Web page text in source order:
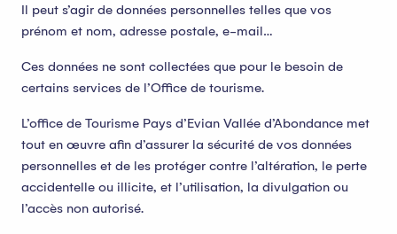
Il peut s’agir de données personnelles telles que vos
prénom et nom, adresse postale, e-mail…
Ces données ne sont collectées que pour le besoin de
certains services de l’Office de tourisme.
L’office de Tourisme Pays d’Evian Vallée d’Abondance met
tout en œuvre afin d’assurer la sécurité de vos données
personnelles et de les protéger contre l’altération, le perte
accidentelle ou illicite, et l’utilisation, la divulgation ou
l’accès non autorisé.